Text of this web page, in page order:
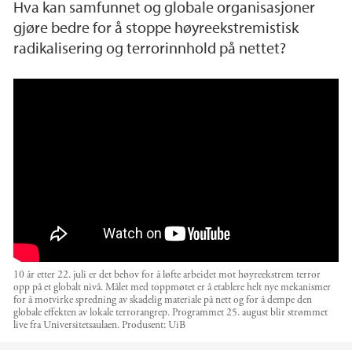
Hva kan samfunnet og globale organisasjoner
gjøre bedre for å stoppe høyreekstremistisk
radikalisering og terrorinnhold på nettet?
10 år etter 22. juli er det behov for å løfte arbeidet mot høyreekstrem terror
opp på et globalt nivå. Målet med toppmøtet er å etablere helt nye mekanismer
for å motvirke spredning av skadelig materiale på nett og for å dempe den
globale effekten av lokale terrorangrep. Programmet 25. august blir strømmet
live fra Universitetsaulaen. Produsent:UiB